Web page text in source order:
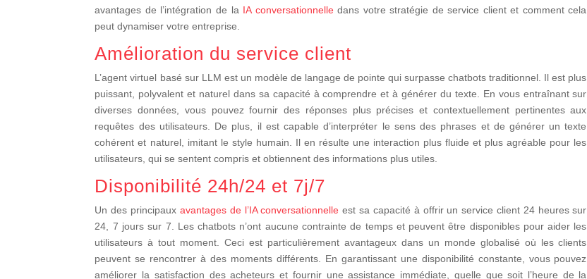
avantages de l’intégration de la IA conversationnelledans votre stratégie de service client et comment cela
peut dynamiser votre entreprise.
Amélioration du service client
L’agent virtuel basé sur LLM est un modèle de langage de pointe qui surpasse chatbots traditionnel. Il est plus
puissant, polyvalent et naturel dans sa capacité à comprendre et à générer du texte. En vous entraînant sur
diverses données, vous pouvez fournir des réponses plus précises et contextuellement pertinentes aux
requêtes des utilisateurs. De plus, il est capable d’interpréter le sens des phrases et de générer un texte
cohérent et naturel, imitant le style humain. Il en résulte une interaction plus fluide et plus agréable pour les
utilisateurs, qui se sentent compris et obtiennent des informations plus utiles.
Disponibilité 24h/24 et 7j/7
Un des principaux avantages de l’IA conversationnelle est sa capacité à offrir un service client 24 heures sur
24, 7 jours sur 7. Les chatbots n’ont aucune contrainte de temps et peuvent être disponibles pour aider les
utilisateurs à tout moment. Ceci est particulièrement avantageux dans un monde globalisé où les clients
peuvent se rencontrer à des moments différents. En garantissant une disponibilité constante, vous pouvez
améliorer la satisfaction des acheteurs et fournir une assistance immédiate, quelle que soit l’heure de la